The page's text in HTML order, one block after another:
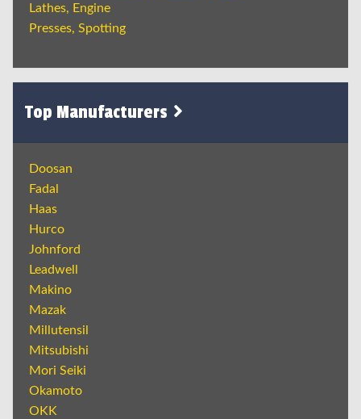
Lathes, Engine
Presses, Spotting
Top Manufacturers
Doosan
Fadal
Haas
Hurco
Johnford
Leadwell
Makino
Mazak
Millutensil
Mitsubishi
Mori Seiki
Okamoto
OKK